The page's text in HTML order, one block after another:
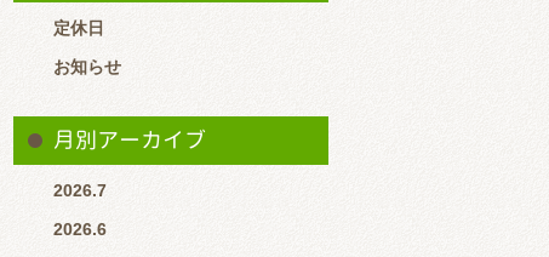
定休日
お知らせ
月別アーカイブ
2026.7
2026.6